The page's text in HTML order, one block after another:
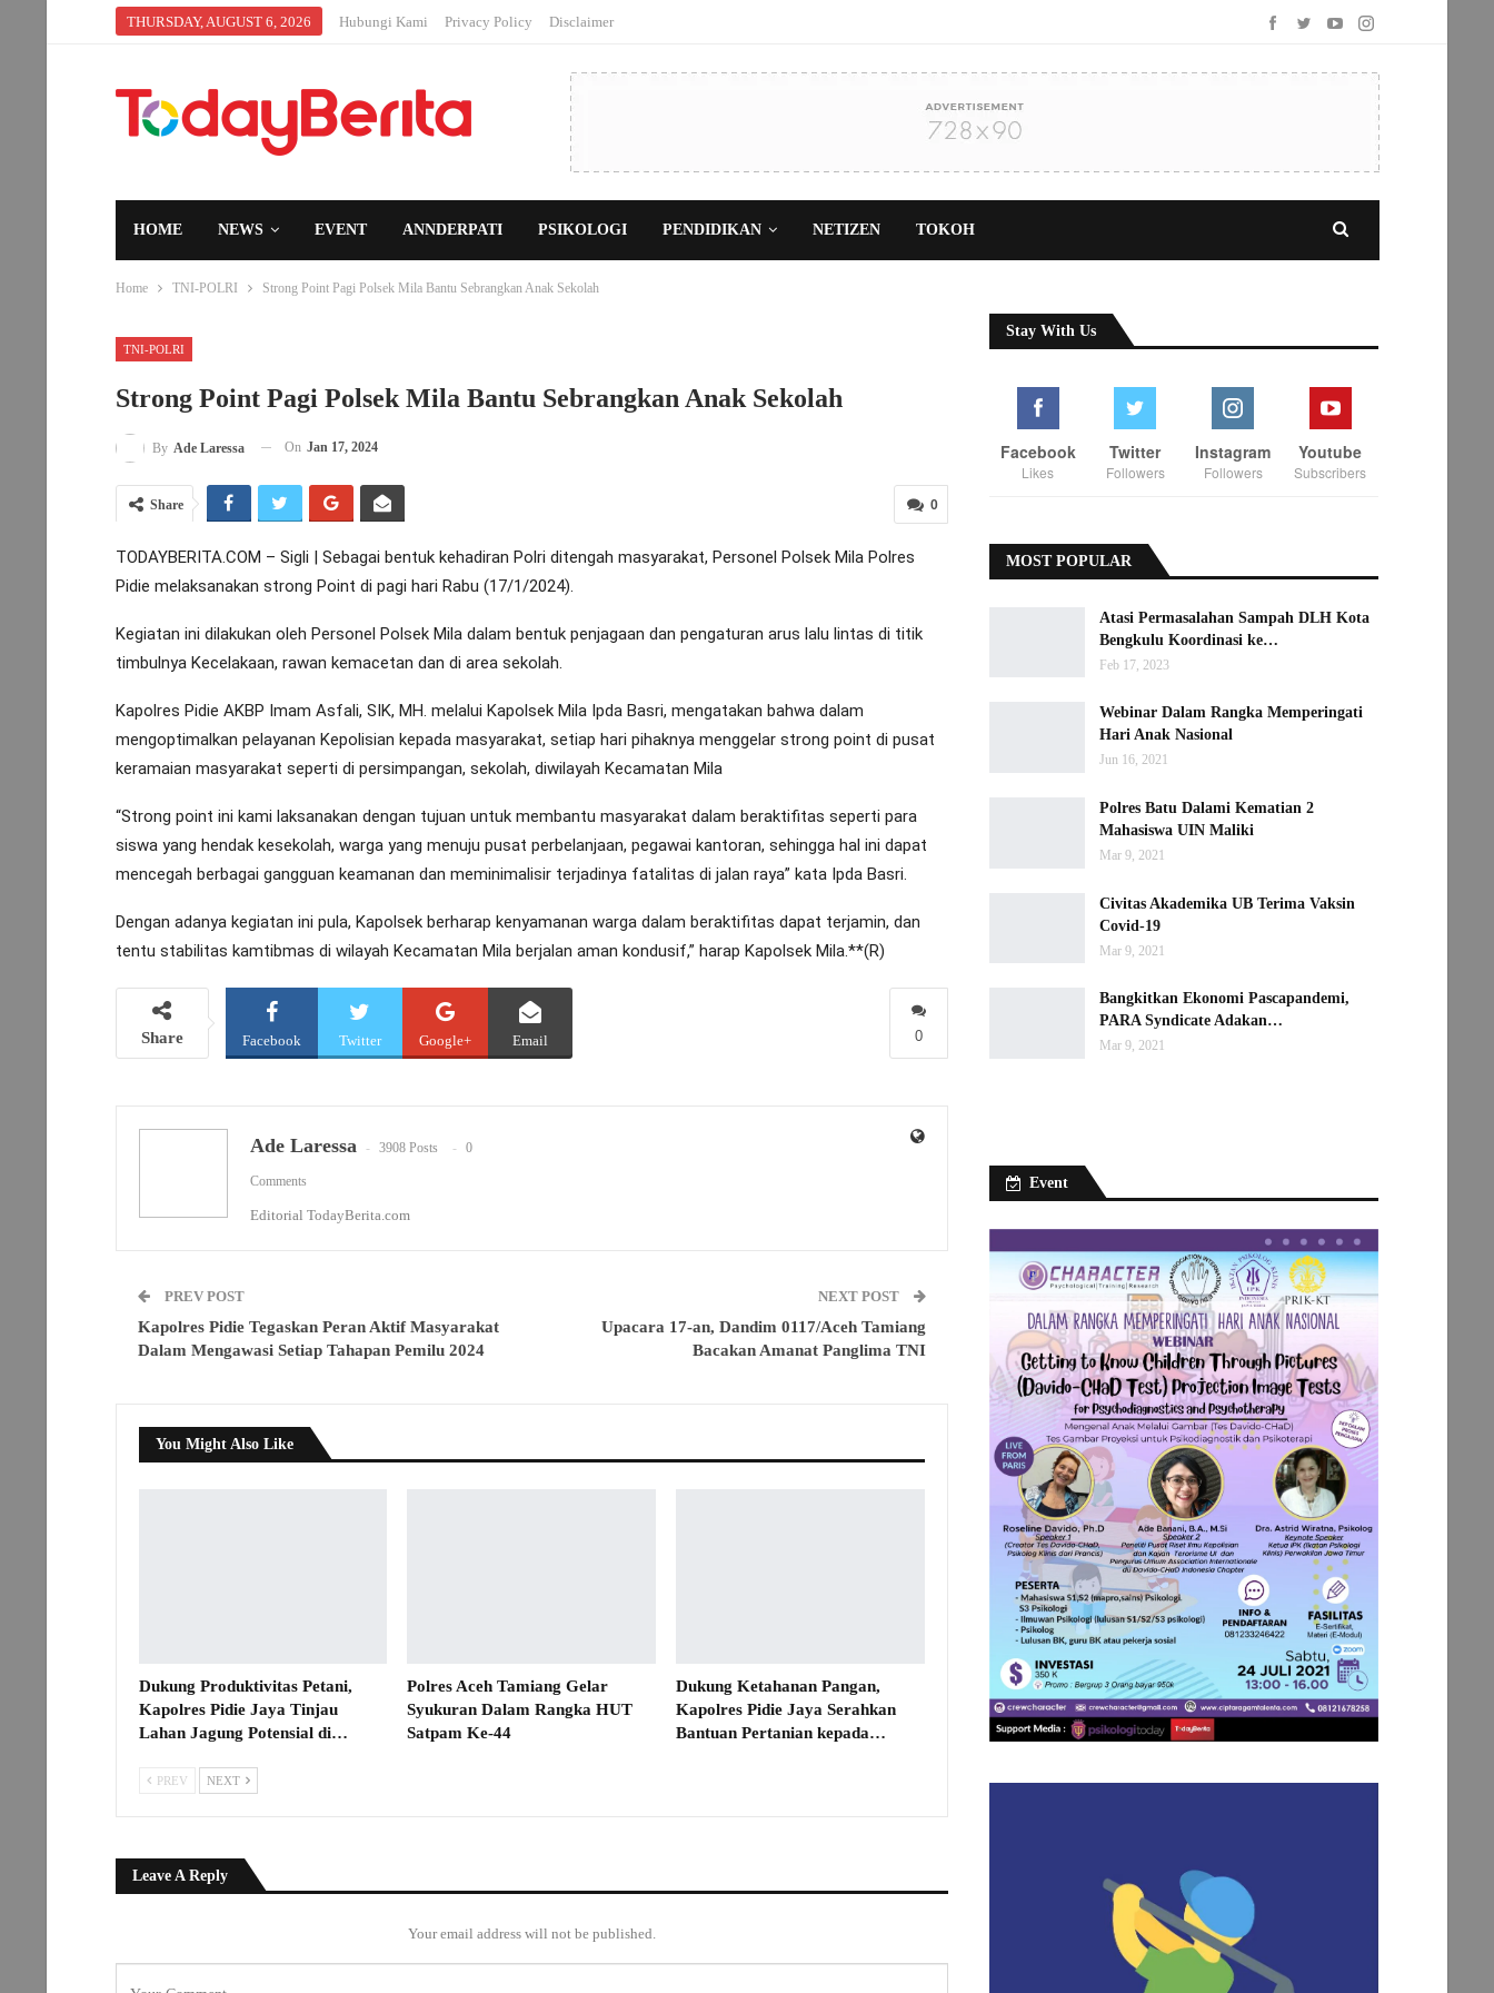
THURSDAY, AUGUST 6, 2026 Hubungi Kami Privacy Policy Disclaimer
HOME NEWS EVENT ANNDERPATI PSIKOLOGI PENDIDIKAN NETIZEN TOKOH
Home TNI-POLRI Strong Point Pagi Polsek Mila Bantu Sebrangkan Anak Sekolah
TNI-POLRI
Strong Point Pagi Polsek Mila Bantu Sebrangkan Anak Sekolah
By Ade Laressa On Jan 17, 2024
0
Share
TODAYBERITA.COM – Sigli | Sebagai bentuk kehadiran Polri ditengah masyarakat, Personel Polsek Mila Polres
Pidie melaksanakan strong Point di pagi hari Rabu (17/1/2024).
Kegiatan ini dilakukan oleh Personel Polsek Mila dalam bentuk penjagaan dan pengaturan arus lalu lintas di titik
timbulnya Kecelakaan, rawan kemacetan dan di area sekolah.
Kapolres Pidie AKBP Imam Asfali, SIK, MH. melalui Kapolsek Mila Ipda Basri, mengatakan bahwa dalam
mengoptimalkan pelayanan Kepolisian kepada masyarakat, setiap hari pihaknya menggelar strong point di pusat
keramaian masyarakat seperti di persimpangan, sekolah, diwilayah Kecamatan Mila
“Strong point ini kami laksanakan dengan tujuan untuk membantu masyarakat dalam beraktifitas seperti para
siswa yang hendak kesekolah, warga yang menuju pusat perbelanjaan, pegawai kantoran, sehingga hal ini dapat
mencegah berbagai gangguan keamanan dan meminimalisir terjadinya fatalitas di jalan raya” kata Ipda Basri.
Dengan adanya kegiatan ini pula, Kapolsek berharap kenyamanan warga dalam beraktifitas dapat terjamin, dan
tentu stabilitas kamtibmas di wilayah Kecamatan Mila berjalan aman kondusif,” harap Kapolsek Mila.**(R)
0
Share Facebook Twitter Google+ Email
Ade Laressa 3908 Posts 0
Comments
Editorial TodayBerita.com
PREV POST
Kapolres Pidie Tegaskan Peran Aktif Masyarakat
Dalam Mengawasi Setiap Tahapan Pemilu 2024
NEXT POST
Upacara 17-an, Dandim 0117/Aceh Tamiang
Bacakan Amanat Panglima TNI
You Might Also Like
Dukung Produktivitas Petani,
Kapolres Pidie Jaya Tinjau
Lahan Jagung Potensial di…
Polres Aceh Tamiang Gelar
Syukuran Dalam Rangka HUT
Satpam Ke-44
Dukung Ketahanan Pangan,
Kapolres Pidie Jaya Serahkan
Bantuan Pertanian kepada…
PREV NEXT
Leave A Reply
Your email address will not be published.
Stay With Us
Facebook
Likes
Twitter
Followers
Instagram
Followers
Youtube
Subscribers
MOST POPULAR
Atasi Permasalahan Sampah DLH Kota
Bengkulu Koordinasi ke…
Feb 17, 2023
Webinar Dalam Rangka Memperingati
Hari Anak Nasional
Jun 16, 2021
Polres Batu Dalami Kematian 2
Mahasiswa UIN Maliki
Mar 9, 2021
Civitas Akademika UB Terima Vaksin
Covid-19
Mar 9, 2021
Bangkitkan Ekonomi Pascapandemi,
PARA Syndicate Adakan…
Mar 9, 2021
Event